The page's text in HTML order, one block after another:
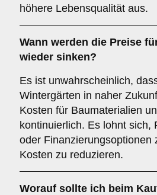
höhere Lebensqualität aus.
Wann werden die Preise
wieder sinken?
Es ist unwahrscheinlich,
Wintergärten in naher
Kosten für Baumaterialien
kontinuierlich. Es lohnt sich,
oder Finanzierungsoptionen
Kosten zu reduzieren.
Worauf sollte ich beim